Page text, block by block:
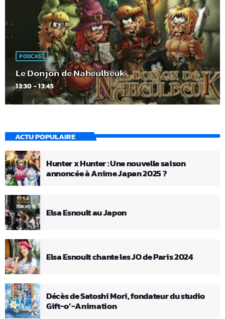
PODCAST
Le Donjon de Naheulbeuk
13:30 - 13:45
ACTU POPULAIRE
Hunter x Hunter : Une nouvelle saison
annoncée à Anime Japan 2025 ?
Elsa Esnoult au Japon
Elsa Esnoult chante les JO de Paris 2024
Décès de Satoshi Mori, fondateur du studio
Gift-o’-Animation